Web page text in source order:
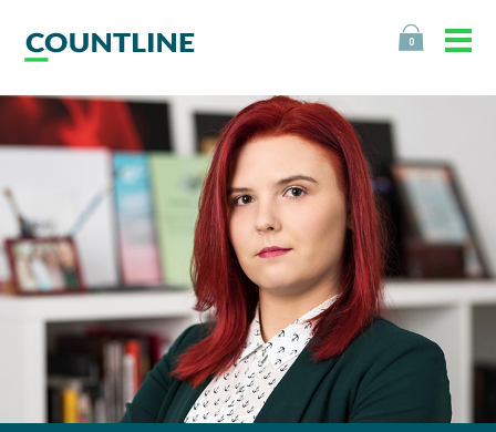
0